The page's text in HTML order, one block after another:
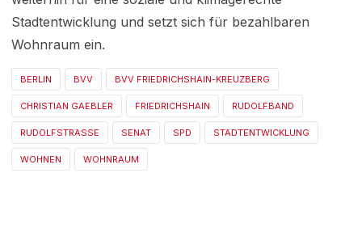
Stadtentwicklung und setzt sich für bezahlbaren
Wohnraum ein.
BERLIN BVV BVV FRIEDRICHSHAIN-KREUZBERG
CHRISTIAN GAEBLER FRIEDRICHSHAIN RUDOLFBAND
RUDOLFSTRASSE SENAT SPD STADTENTWICKLUNG
WOHNEN WOHNRAUM